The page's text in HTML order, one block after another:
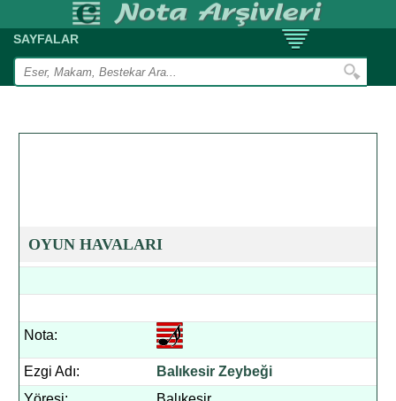
SAYFALAR
OYUN HAVALARI
Nota:
Ezgi Adı:
Balıkesir Zeybeği